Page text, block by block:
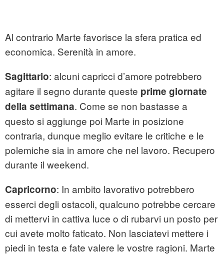
Al contrario Marte favorisce la sfera pratica ed
economica. Serenità in amore.
Sagittario: alcuni capricci d’amore potrebbero
agitare il segno durante queste prime giornate
della settimana. Come se non bastasse a
questo si aggiunge poi Marte in posizione
contraria, dunque meglio evitare le critiche e le
polemiche sia in amore che nel lavoro. Recupero
durante il weekend.
Capricorno: In ambito lavorativo potrebbero
esserci degli ostacoli, qualcuno potrebbe cercare
di mettervi in cattiva luce o di rubarvi un posto per
cui avete molto faticato. Non lasciatevi mettere i
piedi in testa e fate valere le vostre ragioni. Marte